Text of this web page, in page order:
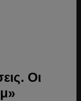
Οι